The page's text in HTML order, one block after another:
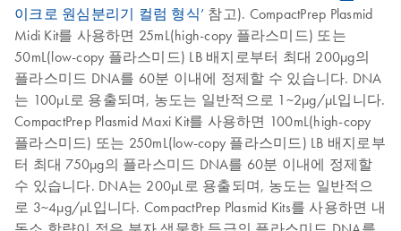
이크로 원심분리기 컬럼 형식’ 참고). CompactPrep Plasmid
Midi Kit를 사용하면 25mL(high-copy 플라스미드) 또는
50mL(low-copy 플라스미드) LB 배지로부터 최대 200µg의
플라스미드 DNA를 60분 이내에 정제할 수 있습니다. DNA
는 100µL로 용출되며, 농도는 일반적으로 1~2µg/µL입니다.
CompactPrep Plasmid Maxi Kit를 사용하면 100mL(high-copy
플라스미드) 또는 250mL(low-copy 플라스미드) LB 배지로부
터 최대 750µg의 플라스미드 DNA를 60분 이내에 정제할
수 있습니다. DNA는 200µL로 용출되며, 농도는 일반적으
로 3~4µg/µL입니다. CompactPrep Plasmid Kits를 사용하면 내